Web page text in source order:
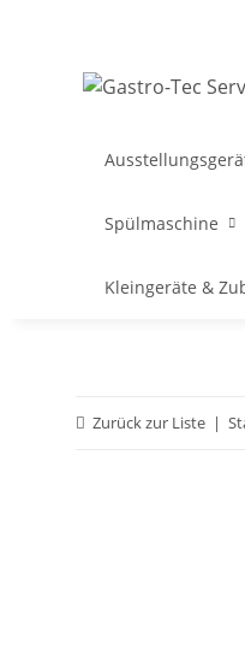
Spülmaschine
Kleingeräte &
Zurück zur Liste